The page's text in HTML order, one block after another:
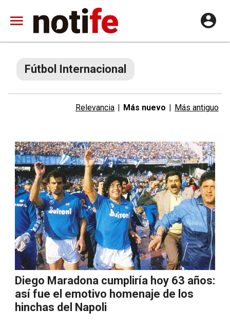
Fútbol Internacional
Relevancia | Más nuevo | Más antiguo
Diego Maradona cumpliría hoy 63 años:
así fue el emotivo homenaje de los
hinchas del Napoli